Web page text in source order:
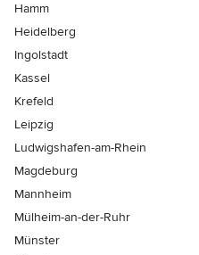
Hamm
Heidelberg
Ingolstadt
Kassel
Krefeld
Leipzig
Ludwigshafen-am-Rhein
Magdeburg
Mannheim
Mülheim-an-der-Ruhr
Münster